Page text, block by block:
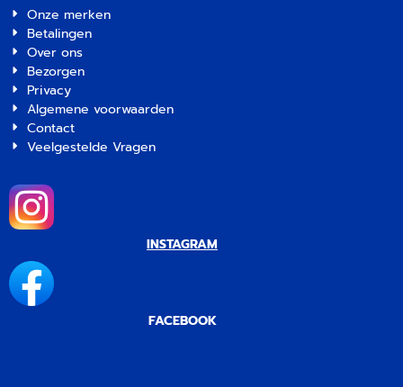
Onze merken
Betalingen
Over ons
Bezorgen
Privacy
Algemene voorwaarden
Contact
Veelgestelde Vragen
INSTAGRAM
FACEBOOK